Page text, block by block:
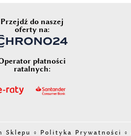
Przejdź do naszej
oferty na:
płatności
ratalnych:
Sklepu ◦ Polityka Prywatności ◦